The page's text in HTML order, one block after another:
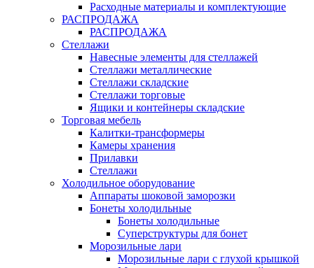
Расходные материалы и комплектующие
РАСПРОДАЖА
РАСПРОДАЖА
Стеллажи
Навесные элементы для стеллажей
Стеллажи металлические
Стеллажи складские
Стеллажи торговые
Ящики и контейнеры складские
Торговая мебель
Калитки-трансформеры
Камеры хранения
Прилавки
Стеллажи
Холодильное оборудование
Аппараты шоковой заморозки
Бонеты холодильные
Бонеты холодильные
Суперструктуры для бонет
Морозильные лари
Морозильные лари с глухой крышкой